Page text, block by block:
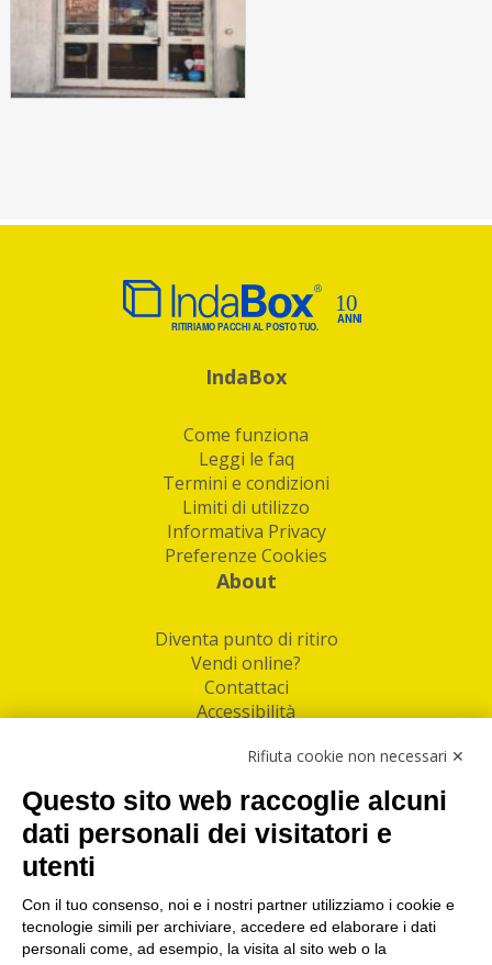
IndaBox
Come funziona
Leggi le faq
Termini e condizioni
Limiti di utilizzo
Informativa Privacy
Preferenze Cookies
About
Diventa punto di ritiro
Vendi online?
Contattaci
Accessibilità
Facebook
Linkedin
I nostri punti di ritiro e spedizione pacchi nelle
maggiori città italiane
Torino|Milano|Roma|Bologna|Firenze| Genova
Rifiuta cookie non necessari ✕
Questo sito web raccoglie alcuni
dati personali dei visitatori e
utenti
Con il tuo consenso, noi e i nostri partner utilizziamo i cookie e
tecnologie simili per archiviare, accedere ed elaborare i dati
personali come, ad esempio, la visita al sito web o la